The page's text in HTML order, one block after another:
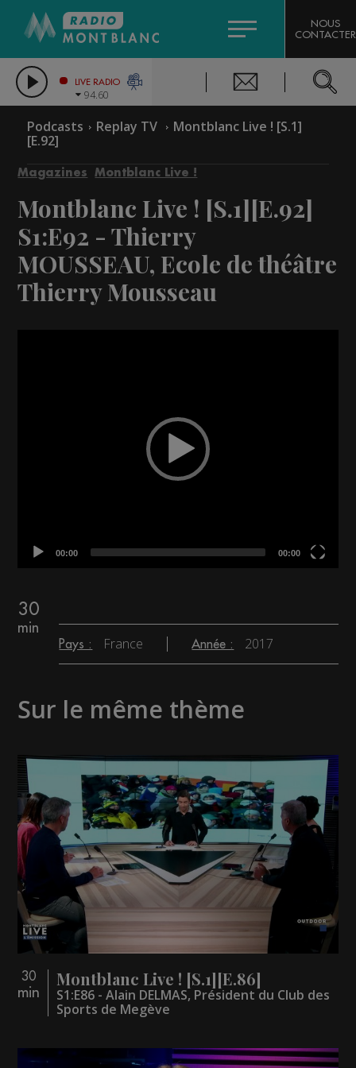
LES CHRONIQUES DE L'EXPERT
CITIZEN MACHINERY
GRAND MASSIF DOMAINES SKIABLES
COMPAGNIE DU MONT-BLANC
NOUS
CONTACTER
LIVE RADIO
94.60
Podcasts Replay TV
Montblanc Live ! [S.1]
[E.92]
Magazines Montblanc Live !
Montblanc Live ! [S.1][E.92]
S1:E92 - Thierry
MOUSSEAU, Ecole de théâtre
Thierry Mousseau
00:00 00:00
30
min
Pays : France Année : 2017
Sur le même thème
30
min
Montblanc Live ! [S.1][E.86]
S1:E86 - Alain DELMAS, Président du Club des
Sports de Megève